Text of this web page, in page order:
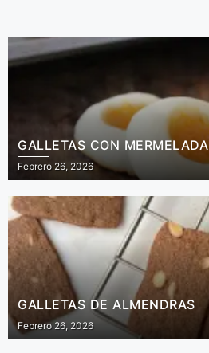
GALLETAS CON MERMELADA
Febrero 26, 2026
GALLETAS DE ALMENDRAS
Febrero 26, 2026